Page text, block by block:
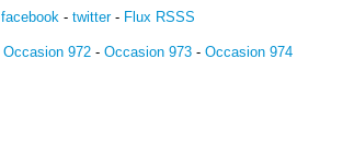
facebook- twitter- Flux RSSS
Occasion 972 - Occasion 973 - Occasion 974